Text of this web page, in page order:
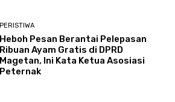
PERISTIWA
Heboh Pesan Berantai Pelepasan
Ribuan Ayam Gratis di DPRD
Magetan, Ini Kata Ketua Asosiasi
Peternak